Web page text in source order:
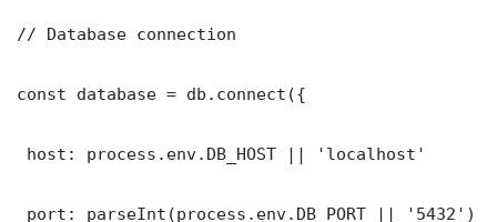
// Database connection
const database = db.connect({
host: process.env.DB_HOST || 'localhost'
port: parseInt(process.env.DB_PORT || '5432')